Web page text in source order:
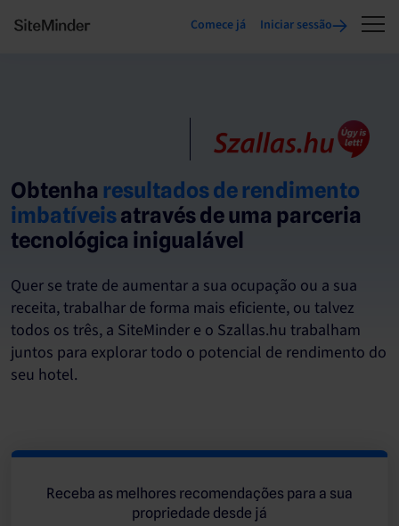
Comece já Iniciar sessão
Obtenha resultados de rendimento
imbatíveisatravés de uma parceria
tecnológica inigualável
Quer se trate de aumentar a sua ocupação ou a sua
receita, trabalhar de forma mais eficiente, ou talvez
todos os três, a SiteMinder e o Szallas.hu trabalham
juntos para explorar todo o potencial de rendimento do
seu hotel.
Receba as melhores recomendações para a sua
propriedade desde já